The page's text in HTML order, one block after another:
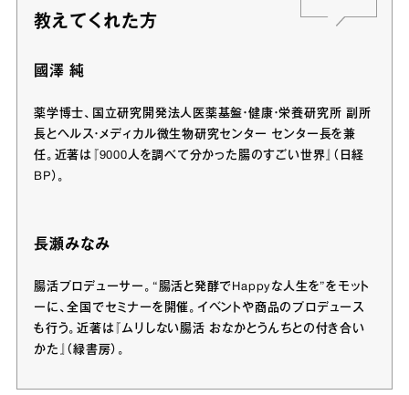
教えてくれた方
國澤 純
薬学博士、国立研究開発法人医薬基盤・健康・栄養研究所 副所
長とヘルス・メディカル微生物研究センター センター長を兼
任。近著は『9000人を調べて分かった腸のすごい世界』（日経
BP）。
長瀬みなみ
腸活プロデューサー。“腸活と発酵でHappyな人生を”をモット
ーに、全国でセミナーを開催。イベントや商品のプロデュース
も行う。近著は『ムリしない腸活 おなかとうんちとの付き合い
かた』（緑書房）。